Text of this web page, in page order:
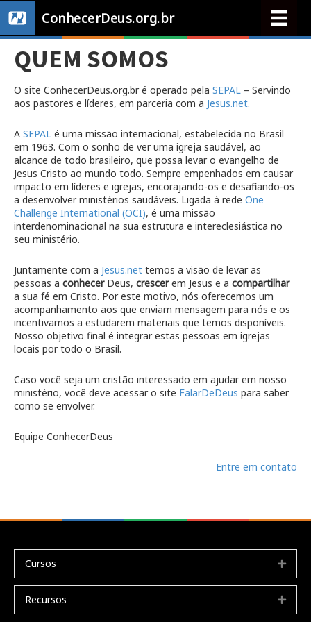
ConhecerDeus.org.br
QUEM SOMOS
O site ConhecerDeus.org.br é operado pela SEPAL – Servindo
aos pastores e líderes, em parceria com a Jesus.net.
A SEPAL é uma missão internacional, estabelecida no Brasil
em 1963. Com o sonho de ver uma igreja saudável, ao
alcance de todo brasileiro, que possa levar o evangelho de
Jesus Cristo ao mundo todo. Sempre empenhados em causar
impacto em líderes e igrejas, encorajando-os e desafiando-os
a desenvolver ministérios saudáveis. Ligada à rede One
Challenge International (OCI), é uma missão
interdenominacional na sua estrutura e intereclesiástica no
seu ministério.
Juntamente com a Jesus.net temos a visão de levar as
pessoas a conhecerDeus, crescerem Jesus e a compartilhar
a sua fé em Cristo. Por este motivo, nós oferecemos um
acompanhamento aos que enviam mensagem para nós e os
incentivamos a estudarem materiais que temos disponíveis.
Nosso objetivo final é integrar estas pessoas em igrejas
locais por todo o Brasil.
Caso você seja um cristão interessado em ajudar em nosso
ministério, você deve acessar o site FalarDeDeus para saber
como se envolver.
Equipe ConhecerDeus
Entre em contato
Cursos
Recursos